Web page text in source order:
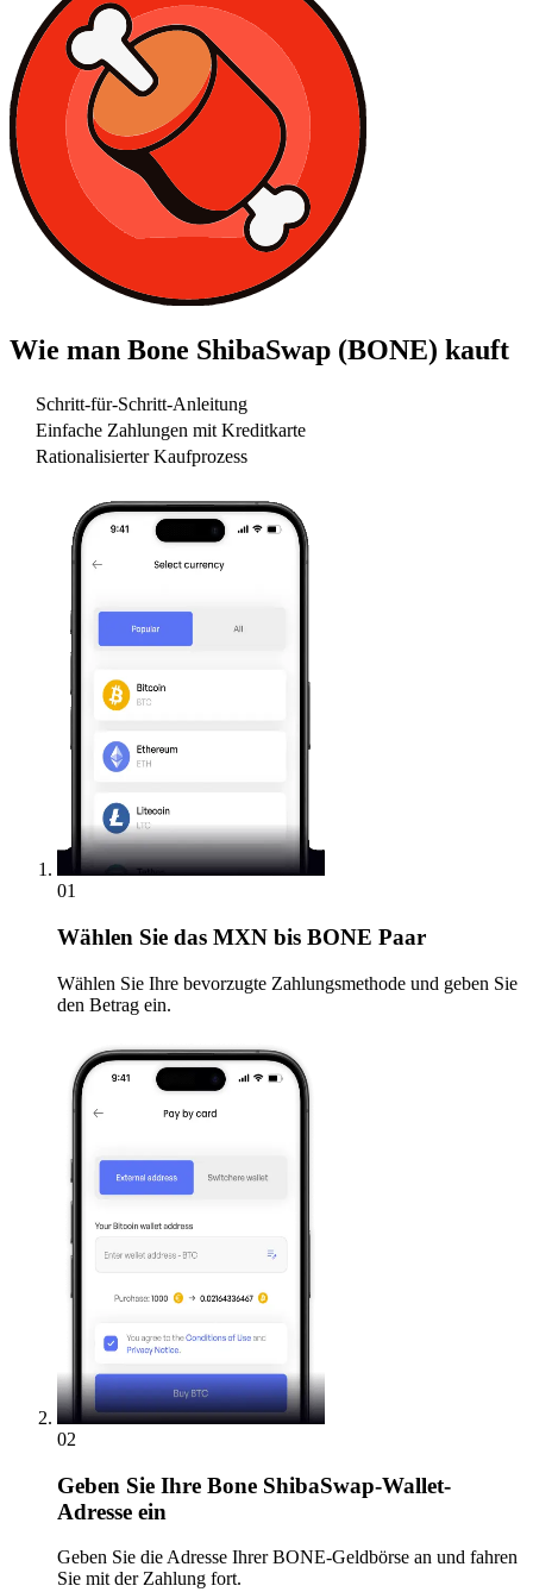
Wie man Bone ShibaSwap (BONE) kauft
Schritt-für-Schritt-Anleitung
Einfache Zahlungen mit Kreditkarte
Rationalisierter Kaufprozess
01
Wählen Sie das MXN bis BONE Paar
Wählen Sie Ihre bevorzugte Zahlungsmethode und geben Sie
den Betrag ein.
02
Geben Sie Ihre Bone ShibaSwap-Wallet-
Adresse ein
Geben Sie die Adresse Ihrer BONE-Geldbörse an und fahren
Sie mit der Zahlung fort.